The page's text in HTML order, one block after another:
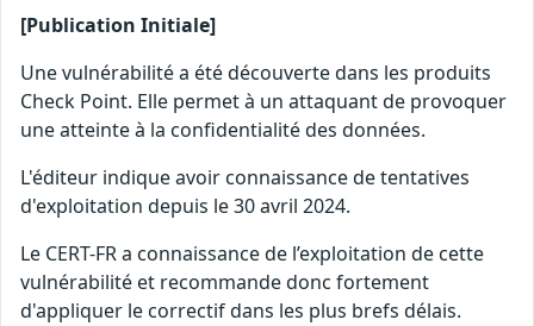
[Publication Initiale]
Une vulnérabilité a été découverte dans les produits
Check Point. Elle permet à un attaquant de provoquer
une atteinte à la confidentialité des données.
L'éditeur indique avoir connaissance de tentatives
d'exploitation depuis le 30 avril 2024.
Le CERT-FR a connaissance de l’exploitation de cette
vulnérabilité et recommande donc fortement
d'appliquer le correctif dans les plus brefs délais.